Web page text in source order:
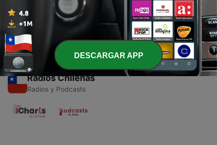
18 mayo 2021
Radios Chilenas
Radios y Podcasts
DESCARGAR APP